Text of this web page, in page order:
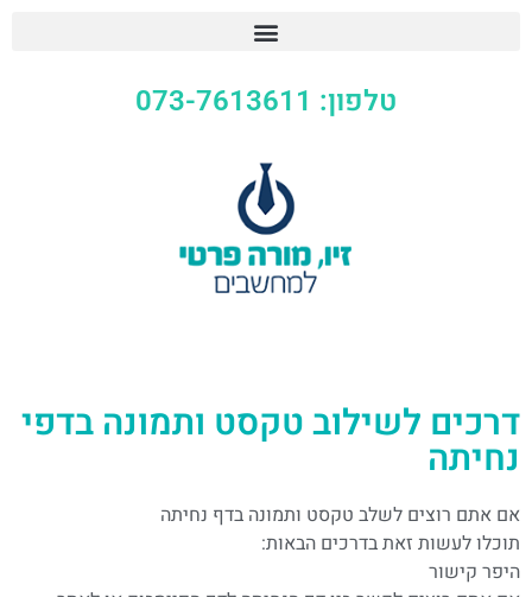
טלפון: 073-7613611
דרכים לשילוב טקסט ותמונה בדפי
נחיתה
אם אתם רוצים לשלב טקסט ותמונה בדף נחיתה
תוכלו לעשות זאת בדרכים הבאות:
היפר קישור